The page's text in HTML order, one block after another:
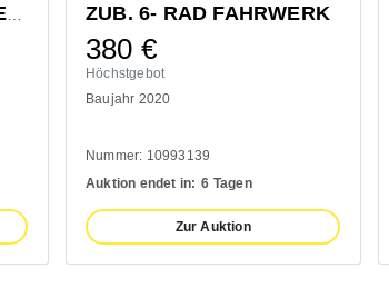
ZUB. 6- RAD FAHRWERK
380 €
Höchstgebot
Baujahr 2020
Nummer: 10993139
Auktion endet in: 6 Tagen
Zur Auktion